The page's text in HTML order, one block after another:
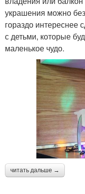
украшения можно
гораздо интереснее
с детьми, которые
маленькое чудо.
читать дальше →